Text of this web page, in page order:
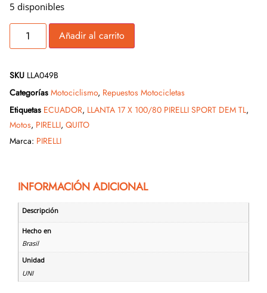
5 disponibles
Añadir al carrito
SKU LLA049B
Categorías Motociclismo, Repuestos Motocicletas
Etiquetas ECUADOR, LLANTA 17 X 100/80 PIRELLI SPORT DEM TL,
Motos, PIRELLI, QUITO
Marca: PIRELLI
INFORMACIÓN ADICIONAL
Descripción
Hecho en
Brasil
Unidad
UNI